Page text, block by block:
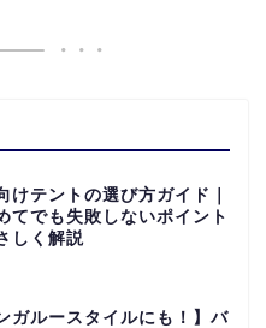
けテントの選び方ガイド｜
てでも失敗しないポイント
しく解説
ガルースタイルにも！】バ